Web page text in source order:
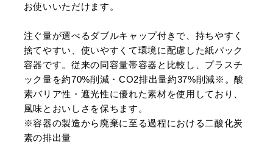
お使いいただけます。
注ぐ量が選べるダブルキャップ付きで、持ちやすく
捨てやすい、使いやすくて環境に配慮した紙パック
容器です。従来の同容量帯容器と比較し、プラスチ
ック量を約70%削減・CO2排出量約37%削減※。酸
素バリア性・遮光性に優れた素材を使用しており、
風味とおいしさを保ちます。
※容器の製造から廃棄に至る過程における二酸化炭
素の排出量